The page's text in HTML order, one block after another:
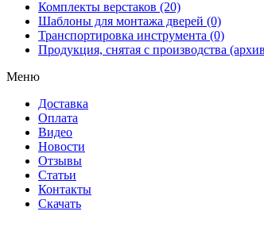
Комплекты верстаков (20)
Шаблоны для монтажа дверей (0)
Транспортировка инструмента (0)
Продукция, снятая с производства
Меню
Доставка
Оплата
Видео
Новости
Отзывы
Статьи
Контакты
Скачать